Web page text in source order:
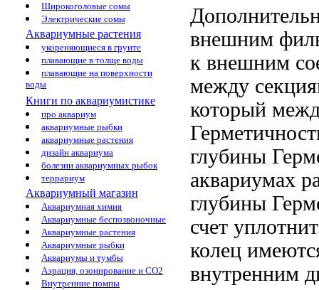
Широкоголовые сомы
Электрические сомы
Аквариумные растения
укореняющиеся в грунте
плавающие в толще воды
плавающие на поверхности
воды
Книги по аквариумистике
про аквариум
аквариумные рыбки
аквариумные растения
дизайн аквариума
болезни аквариумных рыбок
террариум
Аквариумный магазин
Аквариумная химия
Аквариумные беспозвоночные
Аквариумные растения
Аквариумные рыбки
Аквариумы и тумбы
Аэрация, озонирование и CO2
Внутренние помпы
внешним
к внешним
между
который
глубины
аквариумах
глубины
счет
колец
внутренним